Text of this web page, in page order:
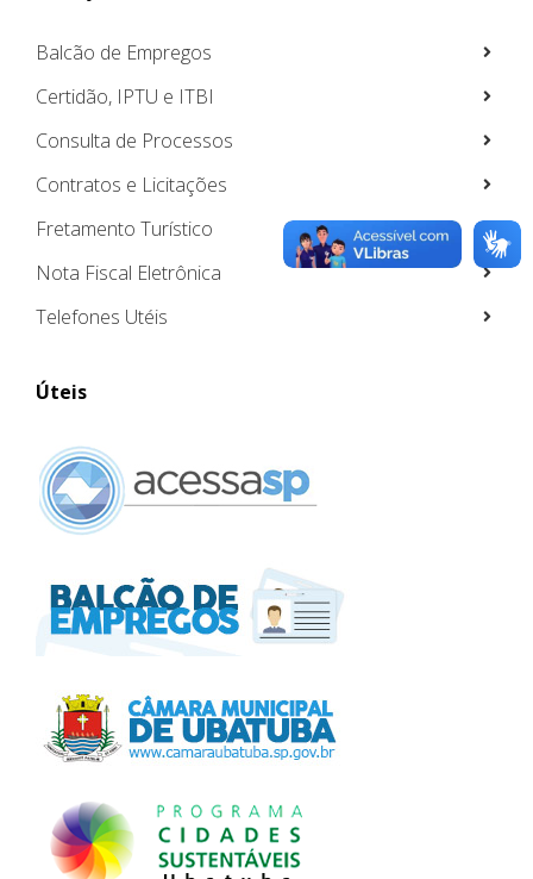
Balcão de Empregos
Certidão, IPTU e ITBI
Consulta de Processos
Contratos e Licitações
Fretamento Turístico
Nota Fiscal Eletrônica
Telefones Utéis
Úteis